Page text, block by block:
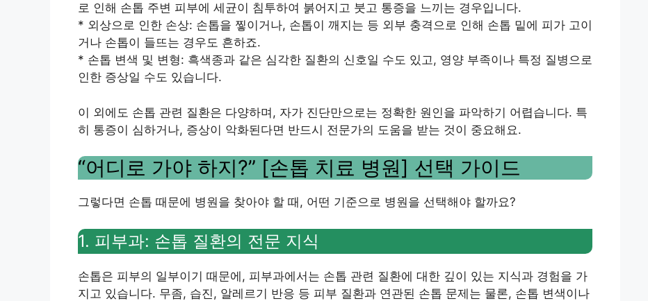
로 인해 손톱 주변 피부에 세균이 침투하여 붉어지고 붓고 통증을 느끼는 경우입니다.
* 외상으로 인한 손상: 손톱을 찧이거나, 손톱이 깨지는 등 외부 충격으로 인해 손톱 밑에 피가 고이
거나 손톱이 들뜨는 경우도 흔하죠.
* 손톱 변색 및 변형: 흑색종과 같은 심각한 질환의 신호일 수도 있고, 영양 부족이나 특정 질병으로
인한 증상일 수도 있습니다.
이 외에도 손톱 관련 질환은 다양하며, 자가 진단만으로는 정확한 원인을 파악하기 어렵습니다. 특
히 통증이 심하거나, 증상이 악화된다면 반드시 전문가의 도움을 받는 것이 중요해요.
“어디로 가야 하지?” [손톱 치료 병원] 선택 가이드
그렇다면 손톱 때문에 병원을 찾아야 할 때, 어떤 기준으로 병원을 선택해야 할까요?
1. 피부과: 손톱 질환의 전문 지식
손톱은 피부의 일부이기 때문에, 피부과에서는 손톱 관련 질환에 대한 깊이 있는 지식과 경험을 가
지고 있습니다. 무좀, 습진, 알레르기 반응 등 피부 질환과 연관된 손톱 문제는 물론, 손톱 변색이나